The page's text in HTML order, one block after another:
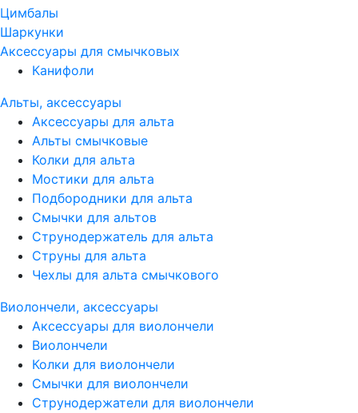
Цимбалы
Шаркунки
Аксессуары для смычковых
Канифоли
Альты, аксессуары
Аксессуары для альта
Альты смычковые
Колки для альта
Мостики для альта
Подбородники для альта
Смычки для альтов
Струнодержатель для альта
Струны для альта
Чехлы для альта смычкового
Виолончели, аксессуары
Аксессуары для виолончели
Виолончели
Колки для виолончели
Смычки для виолончели
Струнодержатели для виолончели